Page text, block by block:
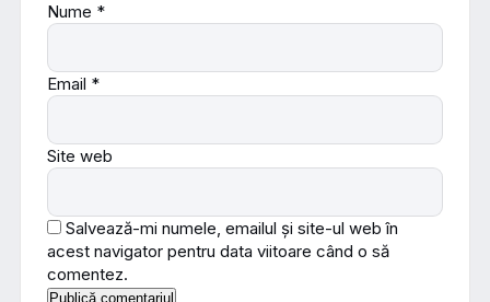
Nume *
Email *
Site web
Salvează-mi numele, emailul și site-ul web în
acest navigator pentru data viitoare când o să
comentez.